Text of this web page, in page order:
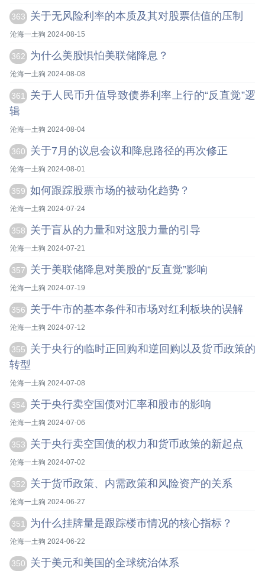
363 关于无风险利率的本质及其对股票估值的压制
沧海一土狗 2024-08-15
362 为什么美股惧怕美联储降息？
沧海一土狗 2024-08-08
361
关于人民币升值导致债券利率上行的“反直觉”逻
辑
沧海一土狗 2024-08-04
360 关于7月的议息会议和降息路径的再次修正
沧海一土狗 2024-08-01
359 如何跟踪股票市场的被动化趋势？
沧海一土狗 2024-07-24
358 关于盲从的力量和对这股力量的引导
沧海一土狗 2024-07-21
357 关于美联储降息对美股的“反直觉”影响
沧海一土狗 2024-07-19
356 关于牛市的基本条件和市场对红利板块的误解
沧海一土狗 2024-07-12
355
关于央行的临时正回购和逆回购以及货币政策的
转型
沧海一土狗 2024-07-08
354 关于央行卖空国债对汇率和股市的影响
沧海一土狗 2024-07-06
353 关于央行卖空国债的权力和货币政策的新起点
沧海一土狗 2024-07-02
352 关于货币政策、内需政策和风险资产的关系
沧海一土狗 2024-06-27
351 为什么挂牌量是跟踪楼市情况的核心指标？
沧海一土狗 2024-06-22
350 关于美元和美国的全球统治体系